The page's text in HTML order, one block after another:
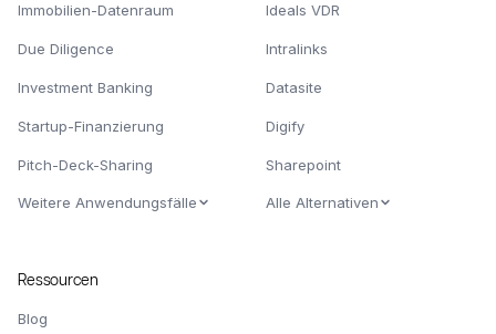
Immobilien-Datenraum
Due Diligence
Investment Banking
Startup-Finanzierung
Pitch-Deck-Sharing
Weitere Anwendungsfälle
Ideals VDR
Intralinks
Datasite
Digify
Sharepoint
Alle Alternativen
Ressourcen
Blog